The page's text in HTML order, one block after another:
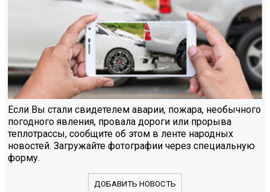
Если Вы стали свидетелем аварии, пожара, необычного
погодного явления, провала дороги или прорыва
теплотрассы, сообщите об этом в ленте народных
новостей. Загружайте фотографии через специальную
форму.
ДОБАВИТЬ НОВОСТЬ